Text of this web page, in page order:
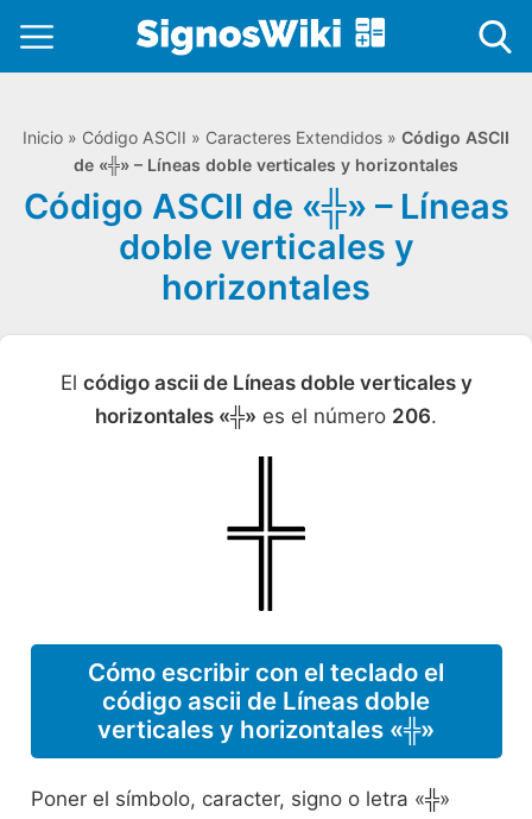
Inicio » Código ASCII » Caracteres Extendidos » Código ASCII
de «╬» – Líneas doble verticales y horizontales
Código ASCII de «╬» – Líneas
doble verticales y
horizontales
El código ascii de Líneas doble verticales y
horizontales «╬» es el número 206.
Cómo escribir con el teclado el
código ascii de Líneas doble
verticales y horizontales «╬»
Poner el símbolo, caracter, signo o letra «╬»